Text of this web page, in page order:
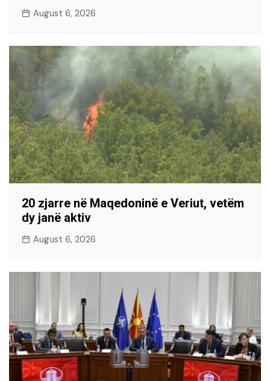
August 6, 2026
20 zjarre në Maqedoninë e Veriut, vetëm
dy janë aktiv
August 6, 2026